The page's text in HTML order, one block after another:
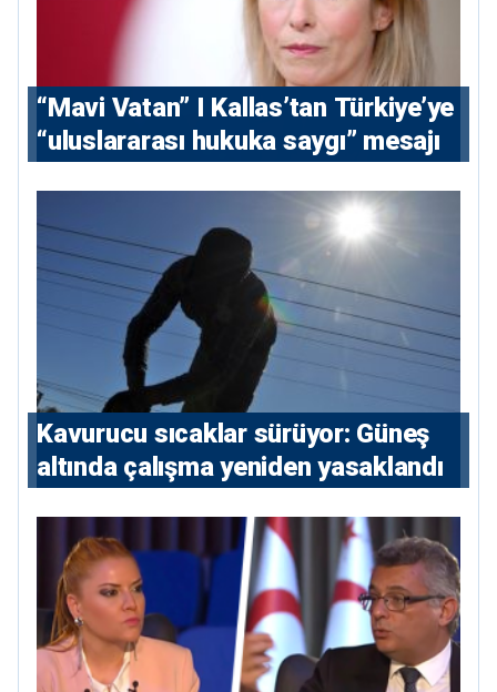
“Mavi Vatan” I Kallas’tan Türkiye’ye
“uluslararası hukuka saygı” mesajı
Kavurucu sıcaklar sürüyor: Güneş
altında çalışma yeniden yasaklandı